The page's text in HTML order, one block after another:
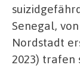
Senegal,
Nordstadt
2023)